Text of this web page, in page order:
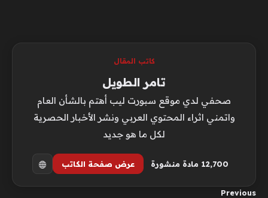
كاتب المقال
تامر الطويل
صحفي لدي موقع سبورت ليب أهتم بالشأن العام
واتمني اثراء المحتوي العربي ونشر الأخبار الحصرية
لكل ما هو جديد
12٬700 مادة منشورة عرض صفحة الكاتب
Previous